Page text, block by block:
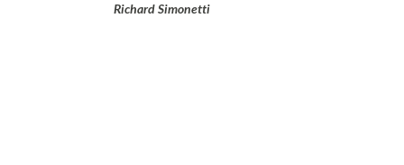
Richard Simonetti